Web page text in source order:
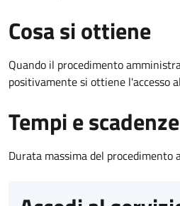
Cosa si ottiene
Quando il procedimento
positivamente si ottiene l'accesso
Tempi e scadenze
Durata massima del